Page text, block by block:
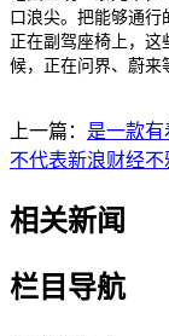
口浪尖。把能够通
正在副驾座椅上，
候，正在问界、蔚来
上一篇： 是一款
不代表新浪财经不
相关新闻
栏目导航